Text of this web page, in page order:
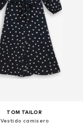
TOM TAILOR
Vestido camisero